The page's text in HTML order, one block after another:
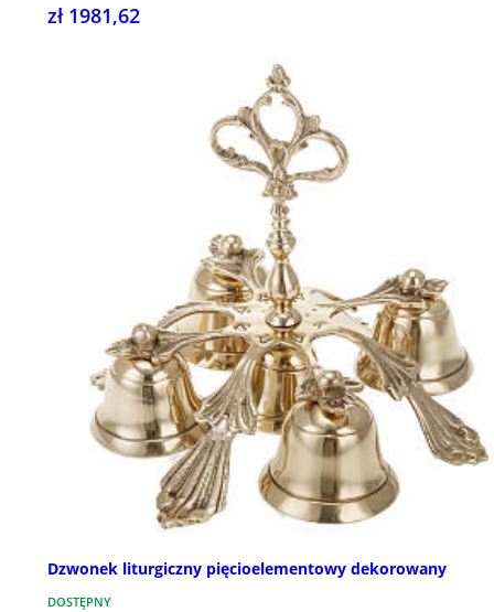
zł 1981,62
Dzwonek liturgiczny pięcioelementowy dekorowany
DOSTĘPNY